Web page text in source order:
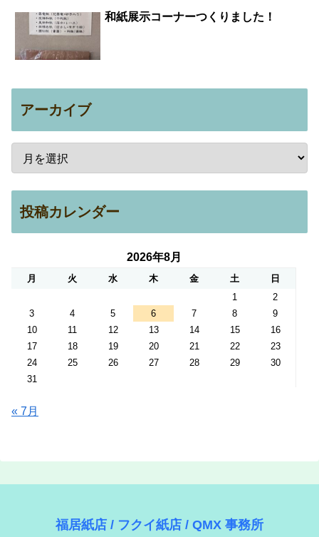
和紙展示コーナーつくりました！
アーカイブ
投稿カレンダー
2026年8月
月 火 水 木 金 土
日
1
2
3
4 5 6 7 8
9
10
11 12 13 14 15
16
17
18 19 20 21 22
23
24
25 26 27 28 29
30
31
« 7月
福居紙店 / フクイ紙店 / QMX 事務所